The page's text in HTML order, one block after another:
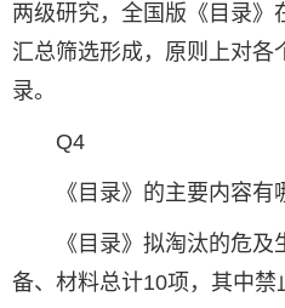
两级研究，全国版《目录》
汇总筛选形成，原则上对各
录。
Q4
《目录》的主要内容有
《目录》拟淘汰的危
备、材料总计10项，其中禁